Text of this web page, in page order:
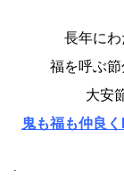
長年にわ
福を呼ぶ節
大安
鬼も福も仲良